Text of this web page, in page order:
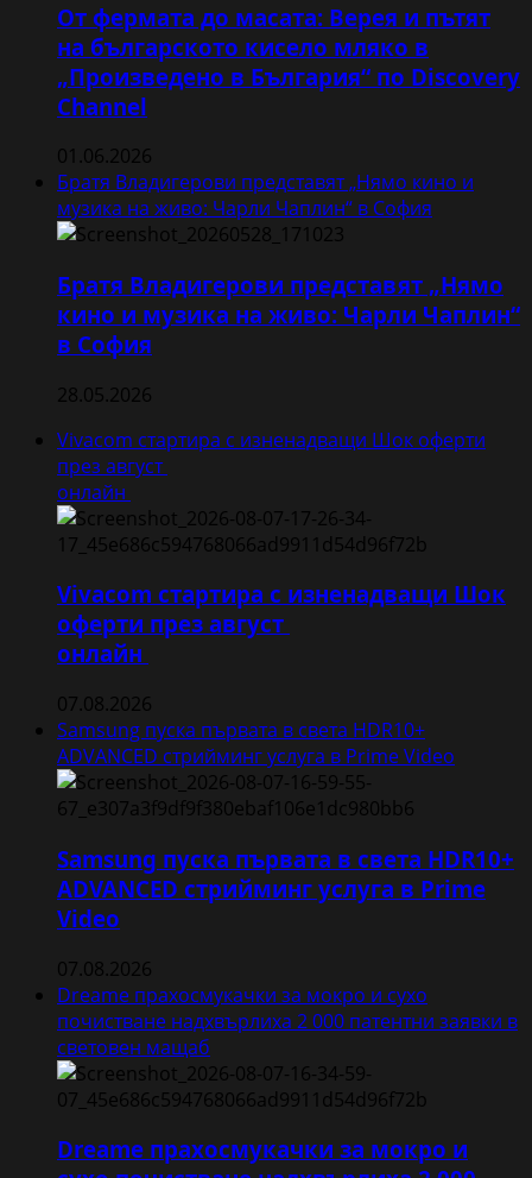
От фермата до масата: Верея и пътят
на българското кисело мляко в
„Произведено в България“ по Discovery
Channel
01.06.2026
Братя Владигерови представят „Нямо кино и
музика на живо: Чарли Чаплин“ в София
Братя Владигерови представят „Нямо
кино и музика на живо: Чарли Чаплин“
в София
28.05.2026
Vivacom стартира с изненадващи Шок оферти
през август
онлайн
Vivacom стартира с изненадващи Шок
оферти през август
онлайн
07.08.2026
Samsung пуска първата в света HDR10+
ADVANCED стрийминг услуга в Prime Video
Samsung пуска първата в света HDR10+
ADVANCED стрийминг услуга в Prime
Video
07.08.2026
Dreame прахосмукачки за мокро и сухо
почистване надхвърлиха 2 000 патентни заявки в
световен мащаб
Dreame прахосмукачки за мокро и